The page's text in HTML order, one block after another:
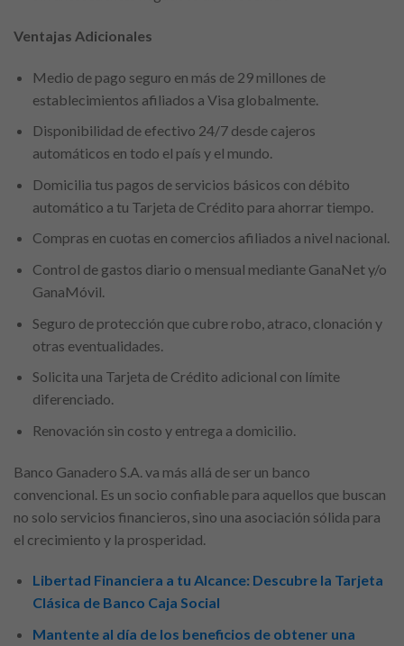
Ventajas Adicionales
Medio de pago seguro en más de 29 millones de
establecimientos afiliados a Visa globalmente.
Disponibilidad de efectivo 24/7 desde cajeros
automáticos en todo el país y el mundo.
Domicilia tus pagos de servicios básicos con débito
automático a tu Tarjeta de Crédito para ahorrar tiempo.
Compras en cuotas en comercios afiliados a nivel nacional.
Control de gastos diario o mensual mediante GanaNet y/o
GanaMóvil.
Seguro de protección que cubre robo, atraco, clonación y
otras eventualidades.
Solicita una Tarjeta de Crédito adicional con límite
diferenciado.
Renovación sin costo y entrega a domicilio.
Banco Ganadero S.A. va más allá de ser un banco
convencional. Es un socio confiable para aquellos que buscan
no solo servicios financieros, sino una asociación sólida para
el crecimiento y la prosperidad.
Libertad Financiera a tu Alcance: Descubre la Tarjeta
Clásica de Banco Caja Social
Mantente al día de los beneficios de obtener una